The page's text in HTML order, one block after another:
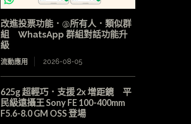
改進投票功能．@所有人．類似群
組 WhatsApp 群組對話功能升
級
流動應用 2026-08-05
625g 超輕巧．支援 2x 增距鏡 平
民級遠攝王 Sony FE 100-400mm
F5.6-8.0 GM OSS 登場